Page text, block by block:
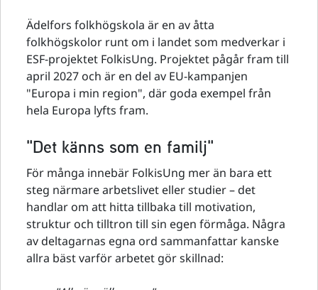
Ädelfors folkhögskola är en av åtta
folkhögskolor runt om i landet som medverkar i
ESF-projektet FolkisUng. Projektet pågår fram till
april 2027 och är en del av EU-kampanjen
"Europa i min region", där goda exempel från
hela Europa lyfts fram.
"Det känns som en familj"
För många innebär FolkisUng mer än bara ett
steg närmare arbetslivet eller studier – det
handlar om att hitta tillbaka till motivation,
struktur och tilltron till sin egen förmåga. Några
av deltagarnas egna ord sammanfattar kanske
allra bäst varför arbetet gör skillnad: